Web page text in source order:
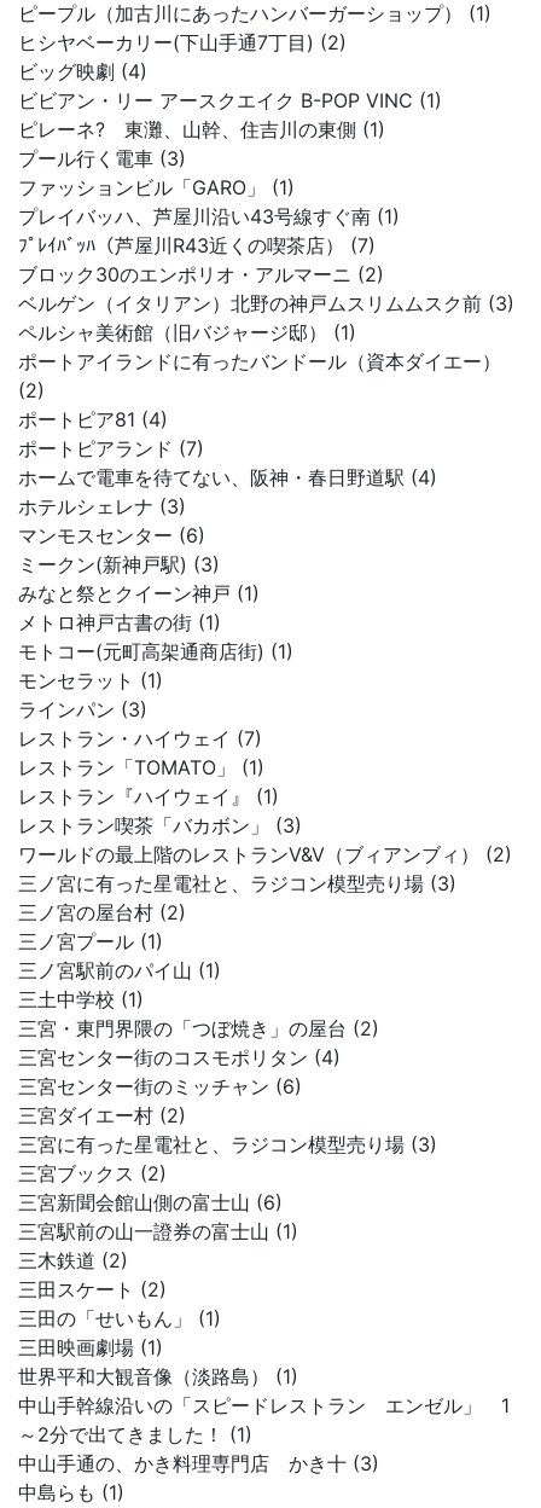
ピープル（加古川にあったハンバーガーショップ） (1)
ヒシヤベーカリー(下山手通7丁目) (2)
ビッグ映劇 (4)
ビビアン・リー アースクエイク B-POP VINC (1)
ピレーネ? 東灘、山幹、住吉川の東側 (1)
プール行く電車 (3)
ファッションビル「GARO」 (1)
プレイバッハ、芦屋川沿い43号線すぐ南 (1)
ﾌﾟﾚｲﾊﾞｯﾊ（芦屋川R43近くの喫茶店） (7)
ブロック30のエンポリオ・アルマーニ (2)
ベルゲン（イタリアン）北野の神戸ムスリムムスク前 (3)
ペルシャ美術館（旧バジャージ邸） (1)
ポートアイランドに有ったバンドール（資本ダイエー）
(2)
ポートピア81 (4)
ポートピアランド (7)
ホームで電車を待てない、阪神・春日野道駅 (4)
ホテルシェレナ (3)
マンモスセンター (6)
ミークン(新神戸駅) (3)
みなと祭とクイーン神戸 (1)
メトロ神戸古書の街 (1)
モトコー(元町高架通商店街) (1)
モンセラット (1)
ラインパン (3)
レストラン・ハイウェイ (7)
レストラン「TOMATO」 (1)
レストラン『ハイウェイ』 (1)
レストラン喫茶「バカボン」 (3)
ワールドの最上階のレストランV&V（ブィアンブィ） (2)
三ノ宮に有った星電社と、ラジコン模型売り場 (3)
三ノ宮の屋台村 (2)
三ノ宮プール (1)
三ノ宮駅前のパイ山 (1)
三土中学校 (1)
三宮・東門界隈の「つぼ焼き」の屋台 (2)
三宮センター街のコスモポリタン (4)
三宮センター街のミッチャン (6)
三宮ダイエー村 (2)
三宮に有った星電社と、ラジコン模型売り場 (3)
三宮ブックス (2)
三宮新聞会館山側の富士山 (6)
三宮駅前の山一證券の富士山 (1)
三木鉄道 (2)
三田スケート (2)
三田の「せいもん」 (1)
三田映画劇場 (1)
世界平和大観音像（淡路島） (1)
中山手幹線沿いの「スピードレストラン エンゼル」 1
～2分で出てきました！ (1)
中山手通の、かき料理専門店 かき十 (3)
中島らも (1)